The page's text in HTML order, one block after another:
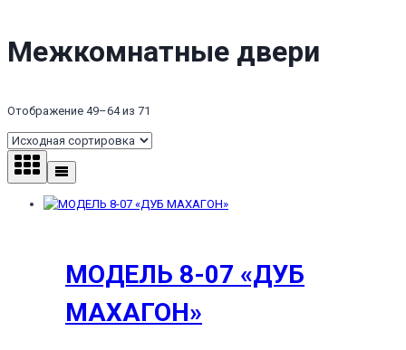
Межкомнатные двери
Отображение 49–64 из 71
МОДЕЛЬ 8-07 «ДУБ
МАХАГОН»